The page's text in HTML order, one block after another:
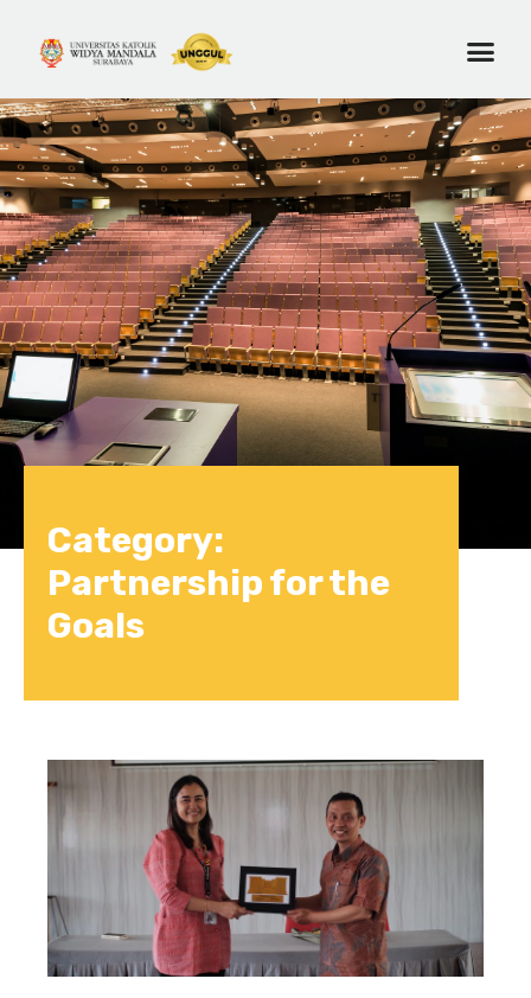
Category:
Partnership for the
Goals